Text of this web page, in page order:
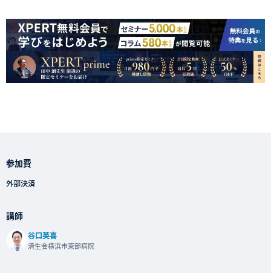
参加費
外部決済
講師
谷口英喜
済生会横浜市東部病院